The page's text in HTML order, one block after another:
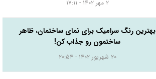
بهترین رنگ سرامیک برای نمای ساختمان، ظاهر
ساختمون رو جذاب کن!
۲۰ شهریور ۱۴۰۲ - ۲۰:۵۴